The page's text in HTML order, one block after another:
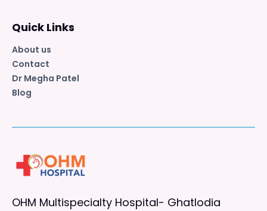
Quick Links
About us
Contact
Dr Megha Patel
Blog
OHM Multispecialty Hospital- Ghatlodia